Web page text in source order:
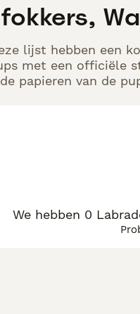
lijst hebben een
met een officiële
papieren van de
We hebben 0